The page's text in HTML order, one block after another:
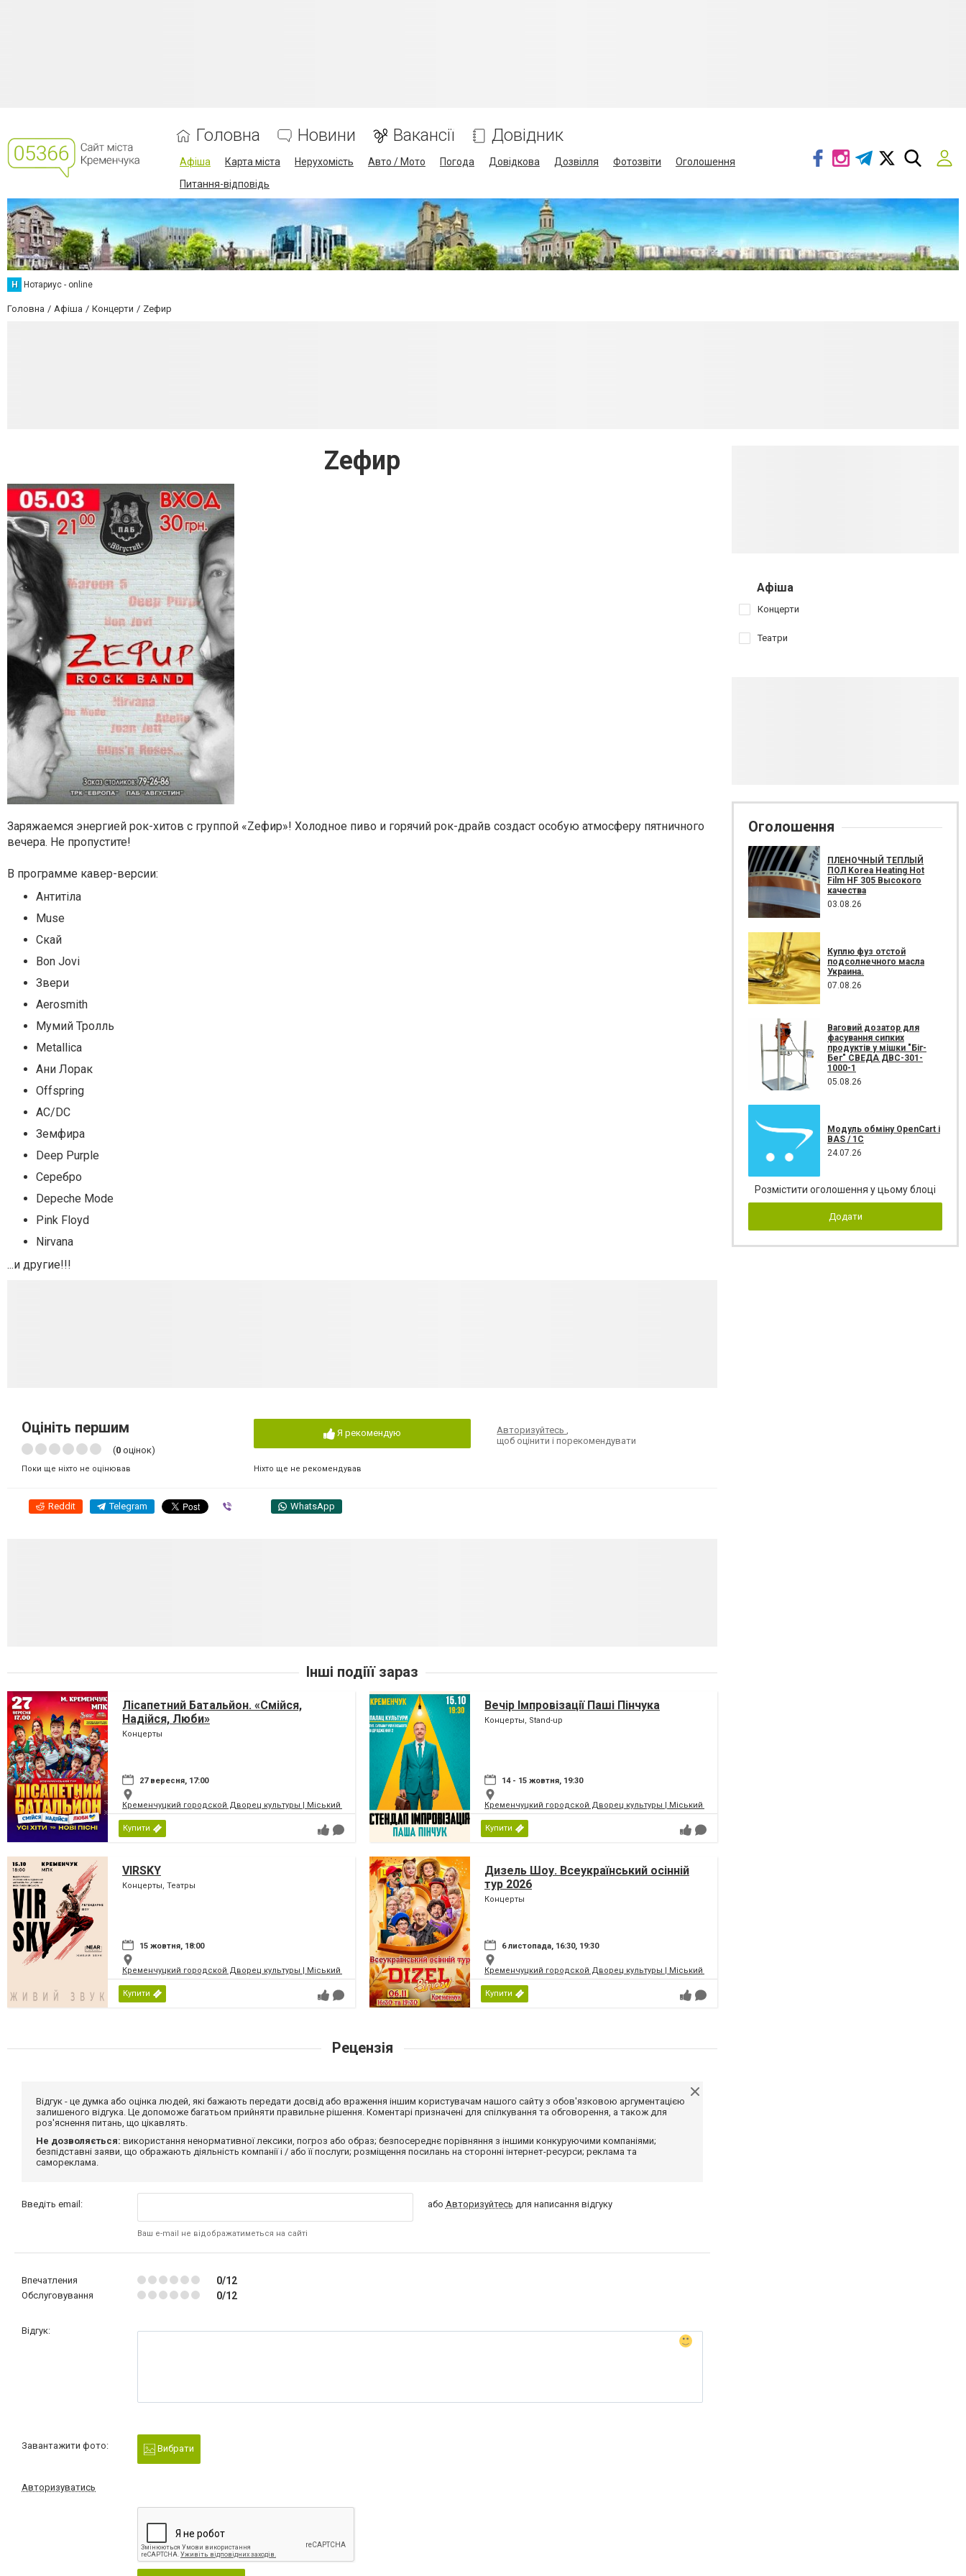
Головна Новини Вакансії Довідник
Афіша Карта міста Нерухомість Авто / Мото Погода Довідкова Дозвілля Фотозвіти
Оголошення
Питання-відповідь
Н Нотариус - online
Головна Афіша Концерти Zефир
Zефир
Заряжаемся энергией рок-хитов с группой «Zефир»! Холодное пиво и горячий рок-драйв создаст особую атмосферу пятничного
вечера. Не пропустите!
В программе кавер-версии:
Антитіла
Muse
Скай
Bon Jovi
Звери
Aerosmith
Мумий Тролль
Metallica
Ани Лорак
Offspring
AC/DC
Земфира
Deep Purple
Серебро
Depeche Mode
Pink Floyd
Nirvana
...и другие!!!
Оцініть першим
(0 оцінок)
Поки ще ніхто не оцінював
Я рекомендую
Ніхто ще не рекомендував
Авторизуйтесь,
щоб оцінити і порекомендувати
Reddit Telegram WhatsApp
Інші подіїї зараз
Лісапетний Батальйон. «Смійся,
Надійся, Люби»
Концерты
27 вересня, 17:00
Кременчуцкий городской Дворец культуры | Міський палац культури | МПК
Купити
Вечір Імпровізації Паші Пінчука
Концерты, Stand-up
14 - 15 жовтня, 19:30
Кременчуцкий городской Дворец культуры | Міський палац культури | МПК
Купити
VIRSKY
Концерты, Театры
15 жовтня, 18:00
Кременчуцкий городской Дворец культуры | Міський палац культури | МПК
Купити
Дизель Шоу. Всеукраїнський осінній
тур 2026
Концерты
6 листопада, 16:30, 19:30
Кременчуцкий городской Дворец культуры | Міський палац культури | МПК
Купити
Рецензія
Відгук - це думка або оцінка людей, які бажають передати досвід або враження іншим користувачам нашого сайту з обов'язковою аргументацією
залишеного відгука. Це допоможе багатьом прийняти правильне рішення. Коментарі призначені для спілкування та обговорення, а також для
роз'яснення питань, що цікавлять.
Не дозволяється: використання ненормативної лексики, погроз або образ; безпосереднє порівняння з іншими конкуруючими компаніями;
безпідставні заяви, що ображають діяльність компанії і / або її послуги; розміщення посилань на сторонні інтернет-ресурси; реклама та
самореклама.
Введіть email:
Ваш e-mail не відображатиметься на сайті
або Авторизуйтесь для написання відгуку
Впечатления 0/12
Обслуговування 0/12
Відгук:
Завантажити фото: Вибрати
Авторизуватись
Афіша
Концерти
Театри
Оголошення
ПЛЕНОЧНЫЙ ТЕПЛЫЙ
ПОЛ Korea Heating Hot
Film HF 305 Высокого
качества
03.08.26
Куплю фуз отстой
подсолнечного масла
Украина.
07.08.26
Ваговий дозатор для
фасування сипких
продуктів у мішки "Біг-
Бег" СВЕДА ДВС-301-
1000-1
05.08.26
Модуль обміну OpenCart і
BAS / 1С
24.07.26
Розмістити оголошення у цьому блоці
Додати